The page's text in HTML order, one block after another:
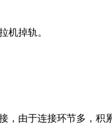
掉轨。
由于连接环节多，积